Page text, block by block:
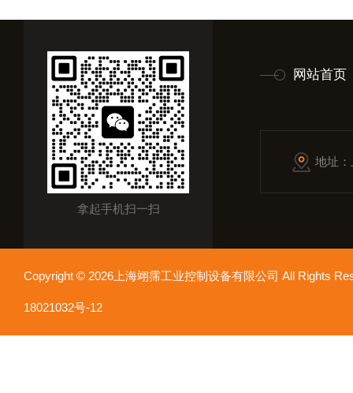
拿起手机扫一扫
网站首页
地址
Copyright © 2026上海翊霈工业控制设备有限公司 All Rights
18021032号-12